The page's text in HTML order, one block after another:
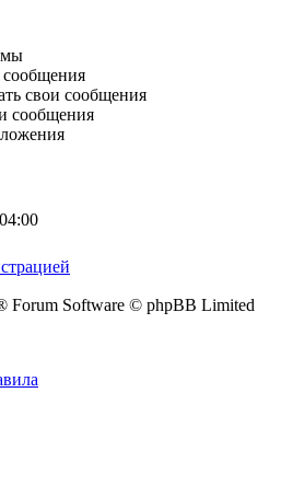
сообщения
свои сообщения
сообщения
Forum Software © phpBB Limited